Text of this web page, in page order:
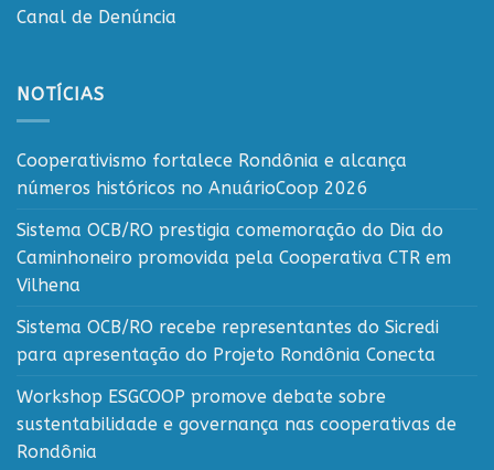
Canal de Denúncia
NOTÍCIAS
Cooperativismo fortalece Rondônia e alcança
números históricos no AnuárioCoop 2026
Sistema OCB/RO prestigia comemoração do Dia do
Caminhoneiro promovida pela Cooperativa CTR em
Vilhena
Sistema OCB/RO recebe representantes do Sicredi
para apresentação do Projeto Rondônia Conecta
Workshop ESGCOOP promove debate sobre
sustentabilidade e governança nas cooperativas de
Rondônia